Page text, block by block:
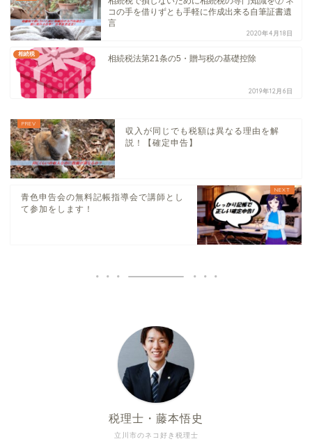
コの手を借りずとも手軽に作成出来る自筆証書遺
言
2020年4月18日
相続税 相続税法第21条の5・贈与税の基礎控除
2019年12月6日
収入が同じでも税額は異なる理由を解
説！【確定申告】
青色申告会の無料記帳指導会で講師とし
て参加をします！
立川市のネコ好き税理士
税理士・藤本悟史